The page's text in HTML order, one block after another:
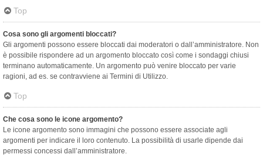
Top
Cosa sono gli argomenti bloccati?
Gli argomenti possono essere bloccati dai moderatori o dall’amministratore. Non
è possibile rispondere ad un argomento bloccato così come i sondaggi chiusi
terminano automaticamente. Un argomento può venire bloccato per varie
ragioni, ad es. se contravviene ai Termini di Utilizzo.
Top
Che cosa sono le icone argomento?
Le icone argomento sono immagini che possono essere associate agli
argomenti per indicare il loro contenuto. La possibilità di usarle dipende dai
permessi concessi dall’amministratore.